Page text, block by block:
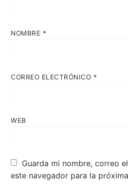
NOMBRE *
CORREO ELECTRÓNICO *
WEB
Guarda mi nombre, correo
este navegador para la